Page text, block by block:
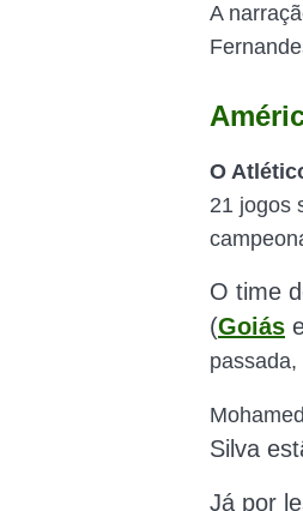
A
O
21 jogos
O time
(Goiás
Silva
Já por